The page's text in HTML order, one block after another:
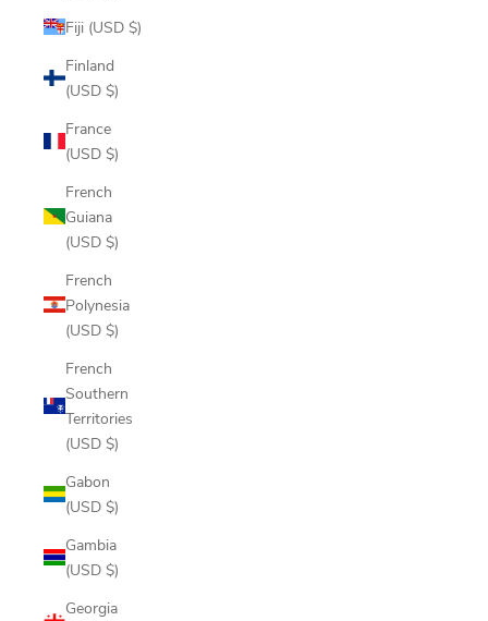
Fiji (USD $)
Finland
(USD $)
France
(USD $)
French
Guiana
(USD $)
French
Polynesia
(USD $)
French
Southern
Territories
(USD $)
Gabon
(USD $)
Gambia
(USD $)
Georgia